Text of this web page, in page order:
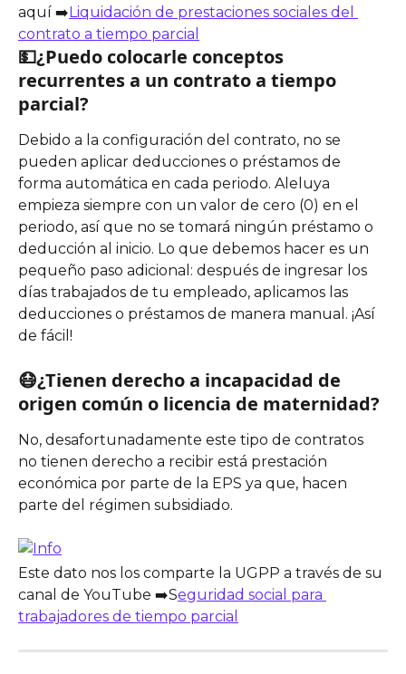
aquí ➡️Liquidación de prestaciones sociales del
contrato a tiempo parcial
💵¿Puedo colocarle conceptos
recurrentes a un contrato a tiempo
parcial?
Debido a la configuración del contrato, no se
pueden aplicar deducciones o préstamos de
forma automática en cada periodo. Aleluya
empieza siempre con un valor de cero (0) en el
periodo, así que no se tomará ningún préstamo o
deducción al inicio. Lo que debemos hacer es un
pequeño paso adicional: después de ingresar los
días trabajados de tu empleado, aplicamos las
deducciones o préstamos de manera manual. ¡Así
de fácil!
😷¿Tienen derecho a incapacidad de
origen común o licencia de maternidad?
No, desafortunadamente este tipo de contratos
no tienen derecho a recibir está prestación
económica por parte de la EPS ya que, hacen
parte del régimen subsidiado.
Este dato nos los comparte la UGPP a través de su
canal de YouTube ➡️Seguridad social para
trabajadores de tiempo parcial